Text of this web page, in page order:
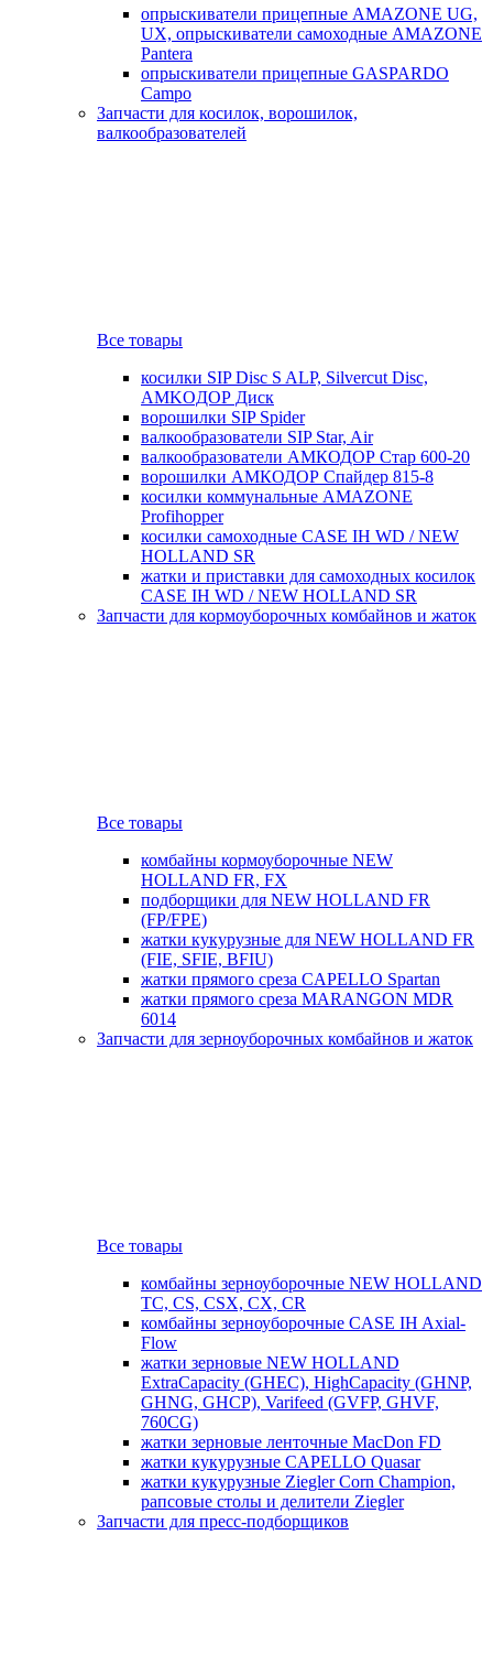
опрыскиватели прицепные AMAZONE UG,
UX, опрыскиватели самоходные AMAZONE
Pantera
опрыскиватели прицепные GASPARDO
Campo
Запчасти для косилок, ворошилок,
валкообразователей
Все товары
косилки SIP Disc S ALP, Silvercut Disc,
AMKOДОР Диск
ворошилки SIP Spider
валкообразователи SIP Star, Air
валкообразователи АМКОДОР Стар 600-20
ворошилки АМКОДОР Спайдер 815-8
косилки коммунальные AMAZONE
Profihopper
косилки самоходные CASE IH WD / NEW
HOLLAND SR
жатки и приставки для самоходных косилок
CASE IH WD / NEW HOLLAND SR
Запчасти для кормоуборочных комбайнов и жаток
Все товары
комбайны кормоуборочные NEW
HOLLAND FR, FX
подборщики для NEW HOLLAND FR
(FP/FPE)
жатки кукурузные для NEW HOLLAND FR
(FIE, SFIE, BFIU)
жатки прямого среза CAPELLO Spartan
жатки прямого среза MARANGON MDR
6014
Запчасти для зерноуборочных комбайнов и жаток
Все товары
комбайны зерноуборочные NEW HOLLAND
TC, CS, CSX, CX, CR
комбайны зерноуборочные CASE IH Axial-
Flow
жатки зерновые NEW HOLLAND
ExtraCapacity (GHEC), HighCapacity (GHNP,
GHNG, GHCP), Varifeed (GVFP, GHVF,
760CG)
жатки зерновые ленточные MacDon FD
жатки кукурузные CAPELLO Quasar
жатки кукурузные Ziegler Corn Champion,
рапсовые столы и делители Ziegler
Запчасти для пресс-подборщиков